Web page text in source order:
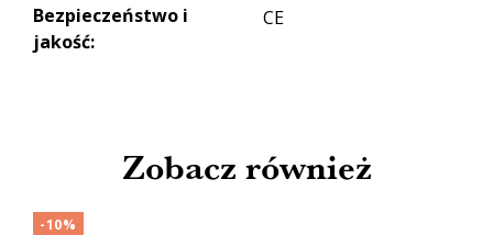
Bezpieczeństwo i
jakość:
CE
Zobacz również
-10%